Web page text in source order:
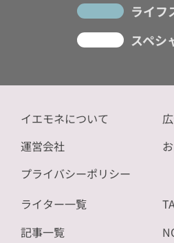
ライフ
スペシ
イエモネについて
運営会社
プライバシーポリシー
ライター一覧
記事一覧